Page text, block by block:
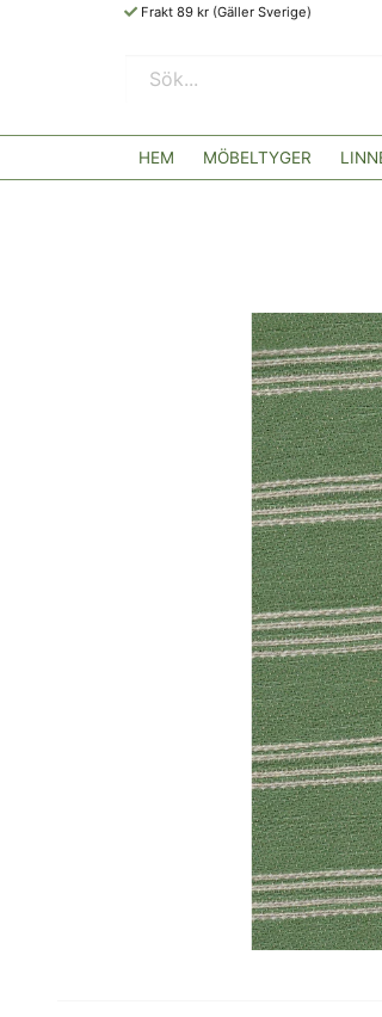
Frakt 89 kr (Gäller Sverige)
HEM MÖBELTYGER